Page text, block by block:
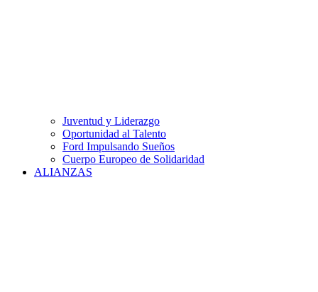
Juventud y Liderazgo
Oportunidad al Talento
Ford Impulsando Sueños
Cuerpo Europeo de Solidaridad
ALIANZAS